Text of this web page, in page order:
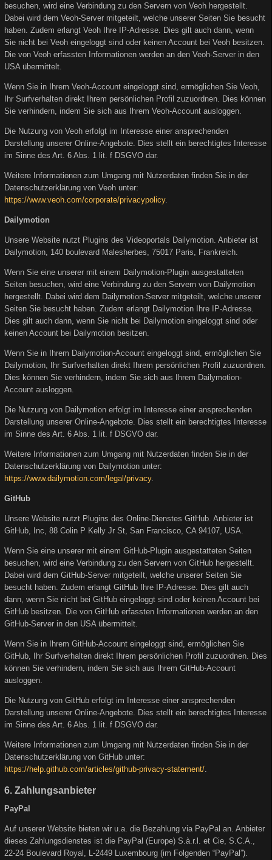
besuchen, wird eine Verbindung zu den Servern von Veoh hergestellt.
Dabei wird dem Veoh-Server mitgeteilt, welche unserer Seiten Sie besucht
haben. Zudem erlangt Veoh Ihre IP-Adresse. Dies gilt auch dann, wenn
Sie nicht bei Veoh eingeloggt sind oder keinen Account bei Veoh besitzen.
Die von Veoh erfassten Informationen werden an den Veoh-Server in den
USA übermittelt.
Wenn Sie in Ihrem Veoh-Account eingeloggt sind, ermöglichen Sie Veoh,
Ihr Surfverhalten direkt Ihrem persönlichen Profil zuzuordnen. Dies können
Sie verhindern, indem Sie sich aus Ihrem Veoh-Account ausloggen.
Die Nutzung von Veoh erfolgt im Interesse einer ansprechenden
Darstellung unserer Online-Angebote. Dies stellt ein berechtigtes Interesse
im Sinne des Art. 6 Abs. 1 lit. f DSGVO dar.
Weitere Informationen zum Umgang mit Nutzerdaten finden Sie in der
Datenschutzerklärung von Veoh unter:
https://www.veoh.com/corporate/privacypolicy.
Dailymotion
Unsere Website nutzt Plugins des Videoportals Dailymotion. Anbieter ist
Dailymotion, 140 boulevard Malesherbes, 75017 Paris, Frankreich.
Wenn Sie eine unserer mit einem Dailymotion-Plugin ausgestatteten
Seiten besuchen, wird eine Verbindung zu den Servern von Dailymotion
hergestellt. Dabei wird dem Dailymotion-Server mitgeteilt, welche unserer
Seiten Sie besucht haben. Zudem erlangt Dailymotion Ihre IP-Adresse.
Dies gilt auch dann, wenn Sie nicht bei Dailymotion eingeloggt sind oder
keinen Account bei Dailymotion besitzen.
Wenn Sie in Ihrem Dailymotion-Account eingeloggt sind, ermöglichen Sie
Dailymotion, Ihr Surfverhalten direkt Ihrem persönlichen Profil zuzuordnen.
Dies können Sie verhindern, indem Sie sich aus Ihrem Dailymotion-
Account ausloggen.
Die Nutzung von Dailymotion erfolgt im Interesse einer ansprechenden
Darstellung unserer Online-Angebote. Dies stellt ein berechtigtes Interesse
im Sinne des Art. 6 Abs. 1 lit. f DSGVO dar.
Weitere Informationen zum Umgang mit Nutzerdaten finden Sie in der
Datenschutzerklärung von Dailymotion unter:
https://www.dailymotion.com/legal/privacy.
GitHub
Unsere Website nutzt Plugins des Online-Dienstes GitHub. Anbieter ist
GitHub, Inc, 88 Colin P Kelly Jr St, San Francisco, CA 94107, USA.
Wenn Sie eine unserer mit einem GitHub-Plugin ausgestatteten Seiten
besuchen, wird eine Verbindung zu den Servern von GitHub hergestellt.
Dabei wird dem GitHub-Server mitgeteilt, welche unserer Seiten Sie
besucht haben. Zudem erlangt GitHub Ihre IP-Adresse. Dies gilt auch
dann, wenn Sie nicht bei GitHub eingeloggt sind oder keinen Account bei
GitHub besitzen. Die von GitHub erfassten Informationen werden an den
GitHub-Server in den USA übermittelt.
Wenn Sie in Ihrem GitHub-Account eingeloggt sind, ermöglichen Sie
GitHub, Ihr Surfverhalten direkt Ihrem persönlichen Profil zuzuordnen. Dies
können Sie verhindern, indem Sie sich aus Ihrem GitHub-Account
ausloggen.
Die Nutzung von GitHub erfolgt im Interesse einer ansprechenden
Darstellung unserer Online-Angebote. Dies stellt ein berechtigtes Interesse
im Sinne des Art. 6 Abs. 1 lit. f DSGVO dar.
Weitere Informationen zum Umgang mit Nutzerdaten finden Sie in der
Datenschutzerklärung von GitHub unter:
https://help.github.com/articles/github-privacy-statement/
6. Zahlungsanbieter
PayPal
Auf unserer Website bieten wir u.a. die Bezahlung via PayPal an. Anbieter
dieses Zahlungsdienstes ist die PayPal (Europe) S.à.r.l. et Cie, S.C.A.,
22-24 Boulevard Royal, L-2449 Luxembourg (im Folgenden “PayPal”).